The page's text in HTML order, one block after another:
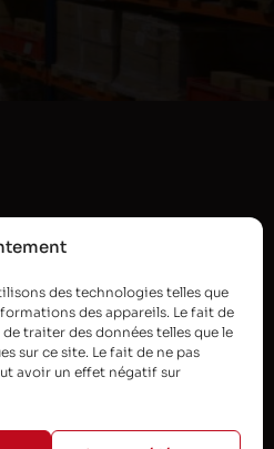
des technologies telles que
des appareils. Le fait de
traiter des données telles que le
sur ce site. Le fait de ne pas
avoir un effet négatif sur